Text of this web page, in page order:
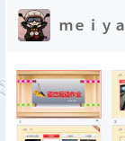
ｍｅｉｙａ